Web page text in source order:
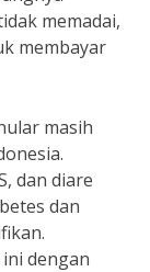
memadai,
membayar
masih
dan diare
dan
dengan